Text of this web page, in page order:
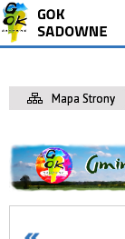
Mapa Strony